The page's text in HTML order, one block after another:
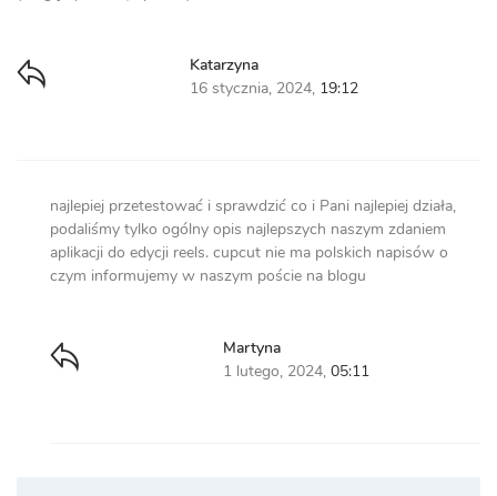
Katarzyna
16 stycznia, 2024, 19:12
najlepiej przetestować i sprawdzić co i Pani najlepiej działa,
podaliśmy tylko ogólny opis najlepszych naszym zdaniem
aplikacji do edycji reels. cupcut nie ma polskich napisów o
czym informujemy w naszym poście na blogu
Martyna
1 lutego, 2024, 05:11